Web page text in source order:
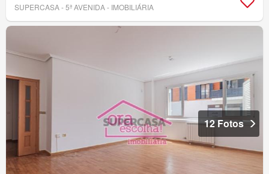
SUPERCASA - 5ª AVENIDA - IMOBILIÁRIA
12 Fotos